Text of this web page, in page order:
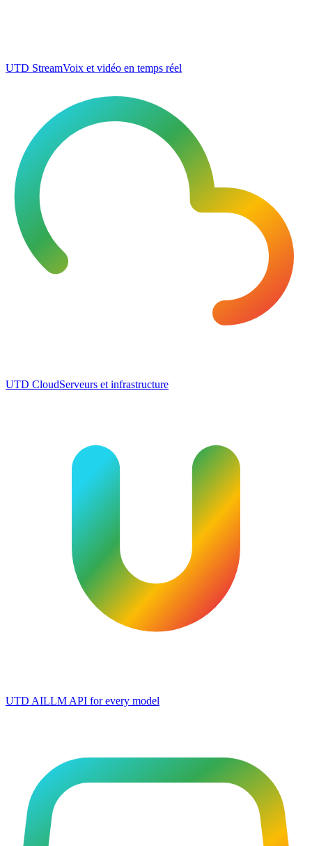
UTD StreamVoix et vidéo en temps réel
UTD CloudServeurs et infrastructure
UTD AILLM API for every model